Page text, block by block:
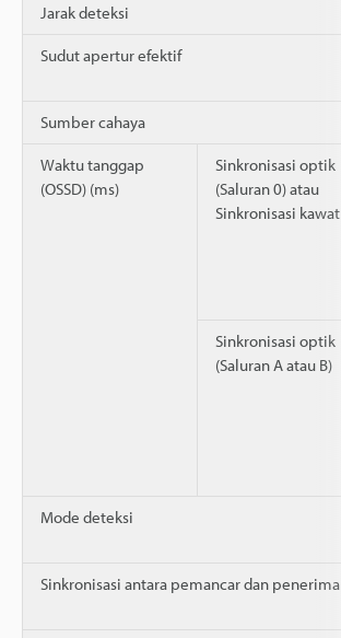
Jarak deteksi
Sudut apertur efektif
Sumber cahaya
Waktu tanggap
(OSSD) (ms)
Sinkronisasi optik
(Saluran 0) atau
Sinkronisasi kawat
Sinkronisasi optik
(Saluran A atau B)
Mode deteksi
Sinkronisasi antara pemancar dan penerima